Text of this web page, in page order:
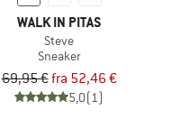
WALK IN PITAS
Steve
Sneaker
69,95 €fra 52,46 €
5,0(1)